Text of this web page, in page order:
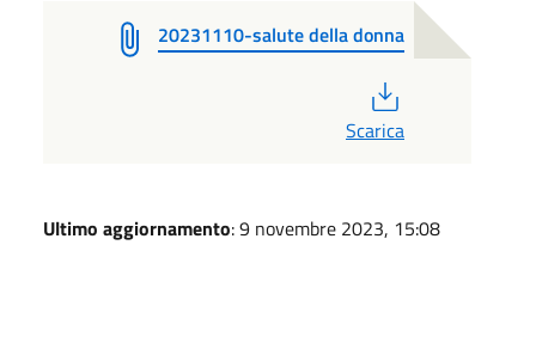
20231110-salute della donna
Scarica
Ultimo aggiornamento: 9 novembre 2023, 15:08